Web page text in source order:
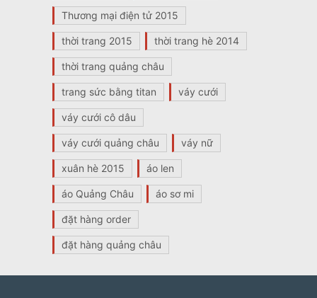
Thương mại điện tử 2015
thời trang 2015 thời trang hè 2014
thời trang quảng châu
trang sức bằng titan váy cưới
váy cưới cô dâu
váy cưới quảng châu váy nữ
xuân hè 2015 áo len
áo Quảng Châu áo sơ mi
đặt hàng order
đặt hàng quảng châu